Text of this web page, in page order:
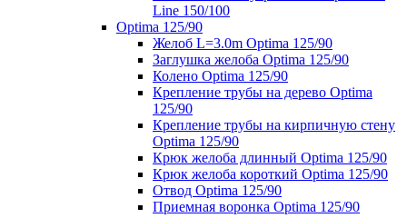
Line 150/100
Optima 125/90
Желоб L=3.0m Optima 125/90
Заглушка желоба Optima 125/90
Колено Optima 125/90
Крепление трубы на дерево Optima
125/90
Крепление трубы на кирпичную стену
Optima 125/90
Крюк желоба длинный Optima 125/90
Крюк желоба короткий Optima 125/90
Отвод Optima 125/90
Приемная воронка Optima 125/90